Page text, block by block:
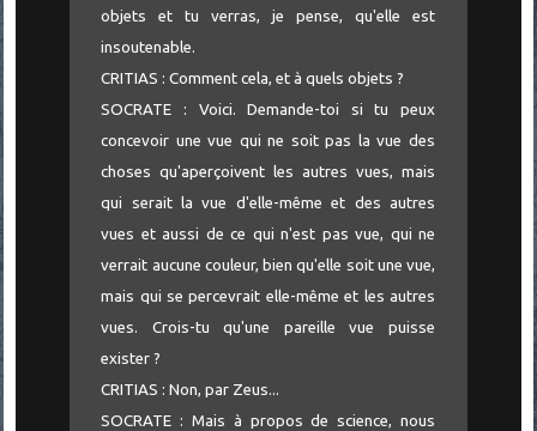
objets et tu verras, je pense, qu'elle est
insoutenable.
CRITIAS : Comment cela, et à quels objets ?
SOCRATE : Voici. Demande-toi si tu peux
concevoir une vue qui ne soit pas la vue des
choses qu'aperçoivent les autres vues, mais
qui serait la vue d'elle-même et des autres
vues et aussi de ce qui n'est pas vue, qui ne
verrait aucune couleur, bien qu'elle soit une vue,
mais qui se percevrait elle-même et les autres
vues. Crois-tu qu'une pareille vue puisse
exister ?
CRITIAS : Non, par Zeus...
SOCRATE : Mais à propos de science, nous